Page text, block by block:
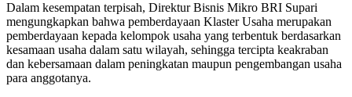
Dalam kesempatan terpisah, Direktur Bisnis Mikro BRI Supari
mengungkapkan bahwa pemberdayaan Klaster Usaha merupakan
pemberdayaan kepada kelompok usaha yang terbentuk berdasarkan
kesamaan usaha dalam satu wilayah, sehingga tercipta keakraban
dan kebersamaan dalam peningkatan maupun pengembangan usaha
para anggotanya.